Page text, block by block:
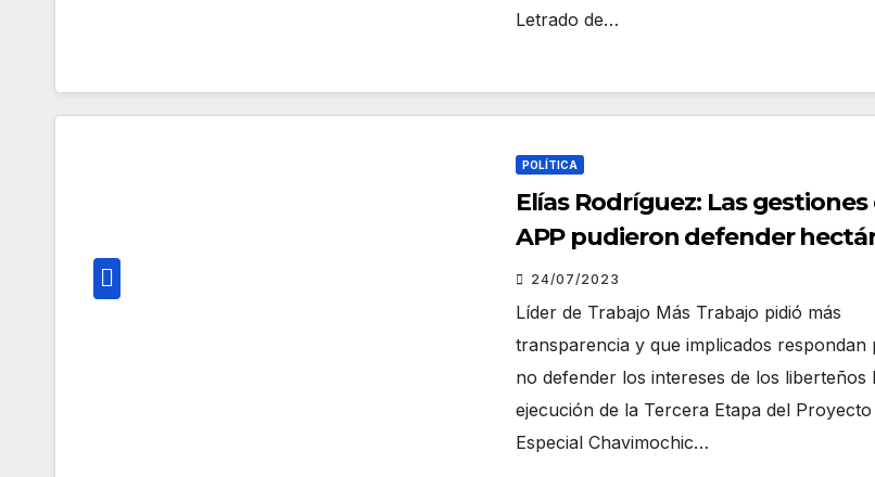
Letrado de…
POLÍTICA
Elías Rodríguez: Las gestiones
APP pudieron defender
de Chavimochic, pero fallaron
24/07/2023
Líder de Trabajo Más Trabajo pidió más
transparencia y que implicados respondan
no defender los intereses de los liberteños
ejecución de la Tercera Etapa del Proyecto
Especial Chavimochic…